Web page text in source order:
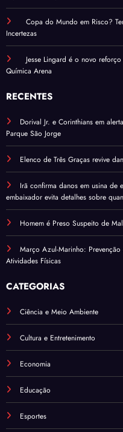
Copa do Mundo em Risco?
Incertezas
Jesse Lingard é o novo
Química Arena
RECENTES
Dorival Jr. e Corinthians em
Parque São Jorge
Elenco de Três Graças revive
Irã confirma danos em usina de
embaixador evita detalhes sobre
Homem é Preso Suspeito de
Março Azul-Marinho:
Atividades Físicas
CATEGORIAS
Ciência e Meio Ambiente
Cultura e Entretenimento
Economia
Educação
Esportes